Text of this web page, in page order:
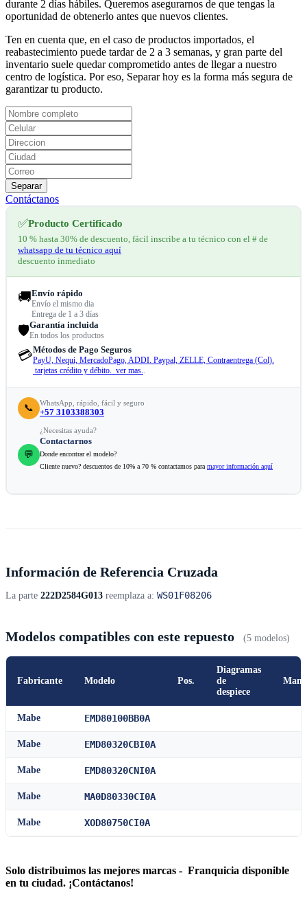
durante 2 días hábiles. Queremos asegurarnos de que tengas la
oportunidad de obtenerlo antes que nuevos clientes.
Ten en cuenta que, en el caso de productos importados, el
reabastecimiento puede tardar de 2 a 3 semanas, y gran parte del
inventario suele quedar comprometido antes de llegar a nuestro
centro de logística. Por eso, Separar hoy es la forma más segura de
garantizar tu producto.
Separar
Contáctanos
✅Producto Certificado
10 % hasta 30% de descuento, fácil inscribe a tu técnico con el # de
whatsapp de tu técnico aquí
descuento inmediato
🚚Envío rápido
Envío el mismo dia
Entrega de 1 a 3 días
🛡️Garantía incluida
En todos los productos
💳Métodos de Pago Seguros
PayU, Nequi, MercadoPago, ADDI. Paypal, ZELLE, Contraentrega (Col).
tarjetas crédito y débito. ver mas..
📞 WhatsApp, rápido, fácil y seguro
+57 3103388303
💬
¿Necesitas ayuda?
Contactarnos
Donde encontrar el modelo?
Cliente nuevo? descuentos de 10% a 70 % contactamos para mayor información aquí
Información de Referencia Cruzada
La parte 222D2584G013 reemplaza a: WS01F08206
Modelos compatibles con este repuesto (5 modelos)
Fabricante Modelo Pos.
Diagramas
de
despiece
Mabe EMD80100BB0A
Mabe EMD80320CBI0A
Mabe EMD80320CNI0A
Mabe MA0D80330CI0A
Mabe XOD80750CI0A
Solo distribuimos las mejores marcas - Franquicia disponible
en tu ciudad. ¡Contáctanos!